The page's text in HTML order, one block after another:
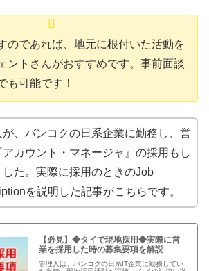
のであれば、地元に根付いた活動を
ントさんがおすすめです。事前面談
も可能です！
が、バンコクの日系企業に勤務し、営
アカウント・マネージャ』の採用もし
した。実際に採用のときのJob
を説明した記事がこちらです。
【必見】◆タイで現地採用◆実際に営
業を採用した時の募集要項を解説
管理人は、バンコクの日系IT企業に勤務してい